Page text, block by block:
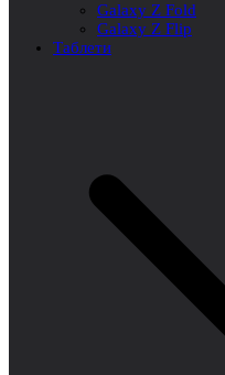
Galaxy Z Fold
Galaxy Z Flip
Таблети